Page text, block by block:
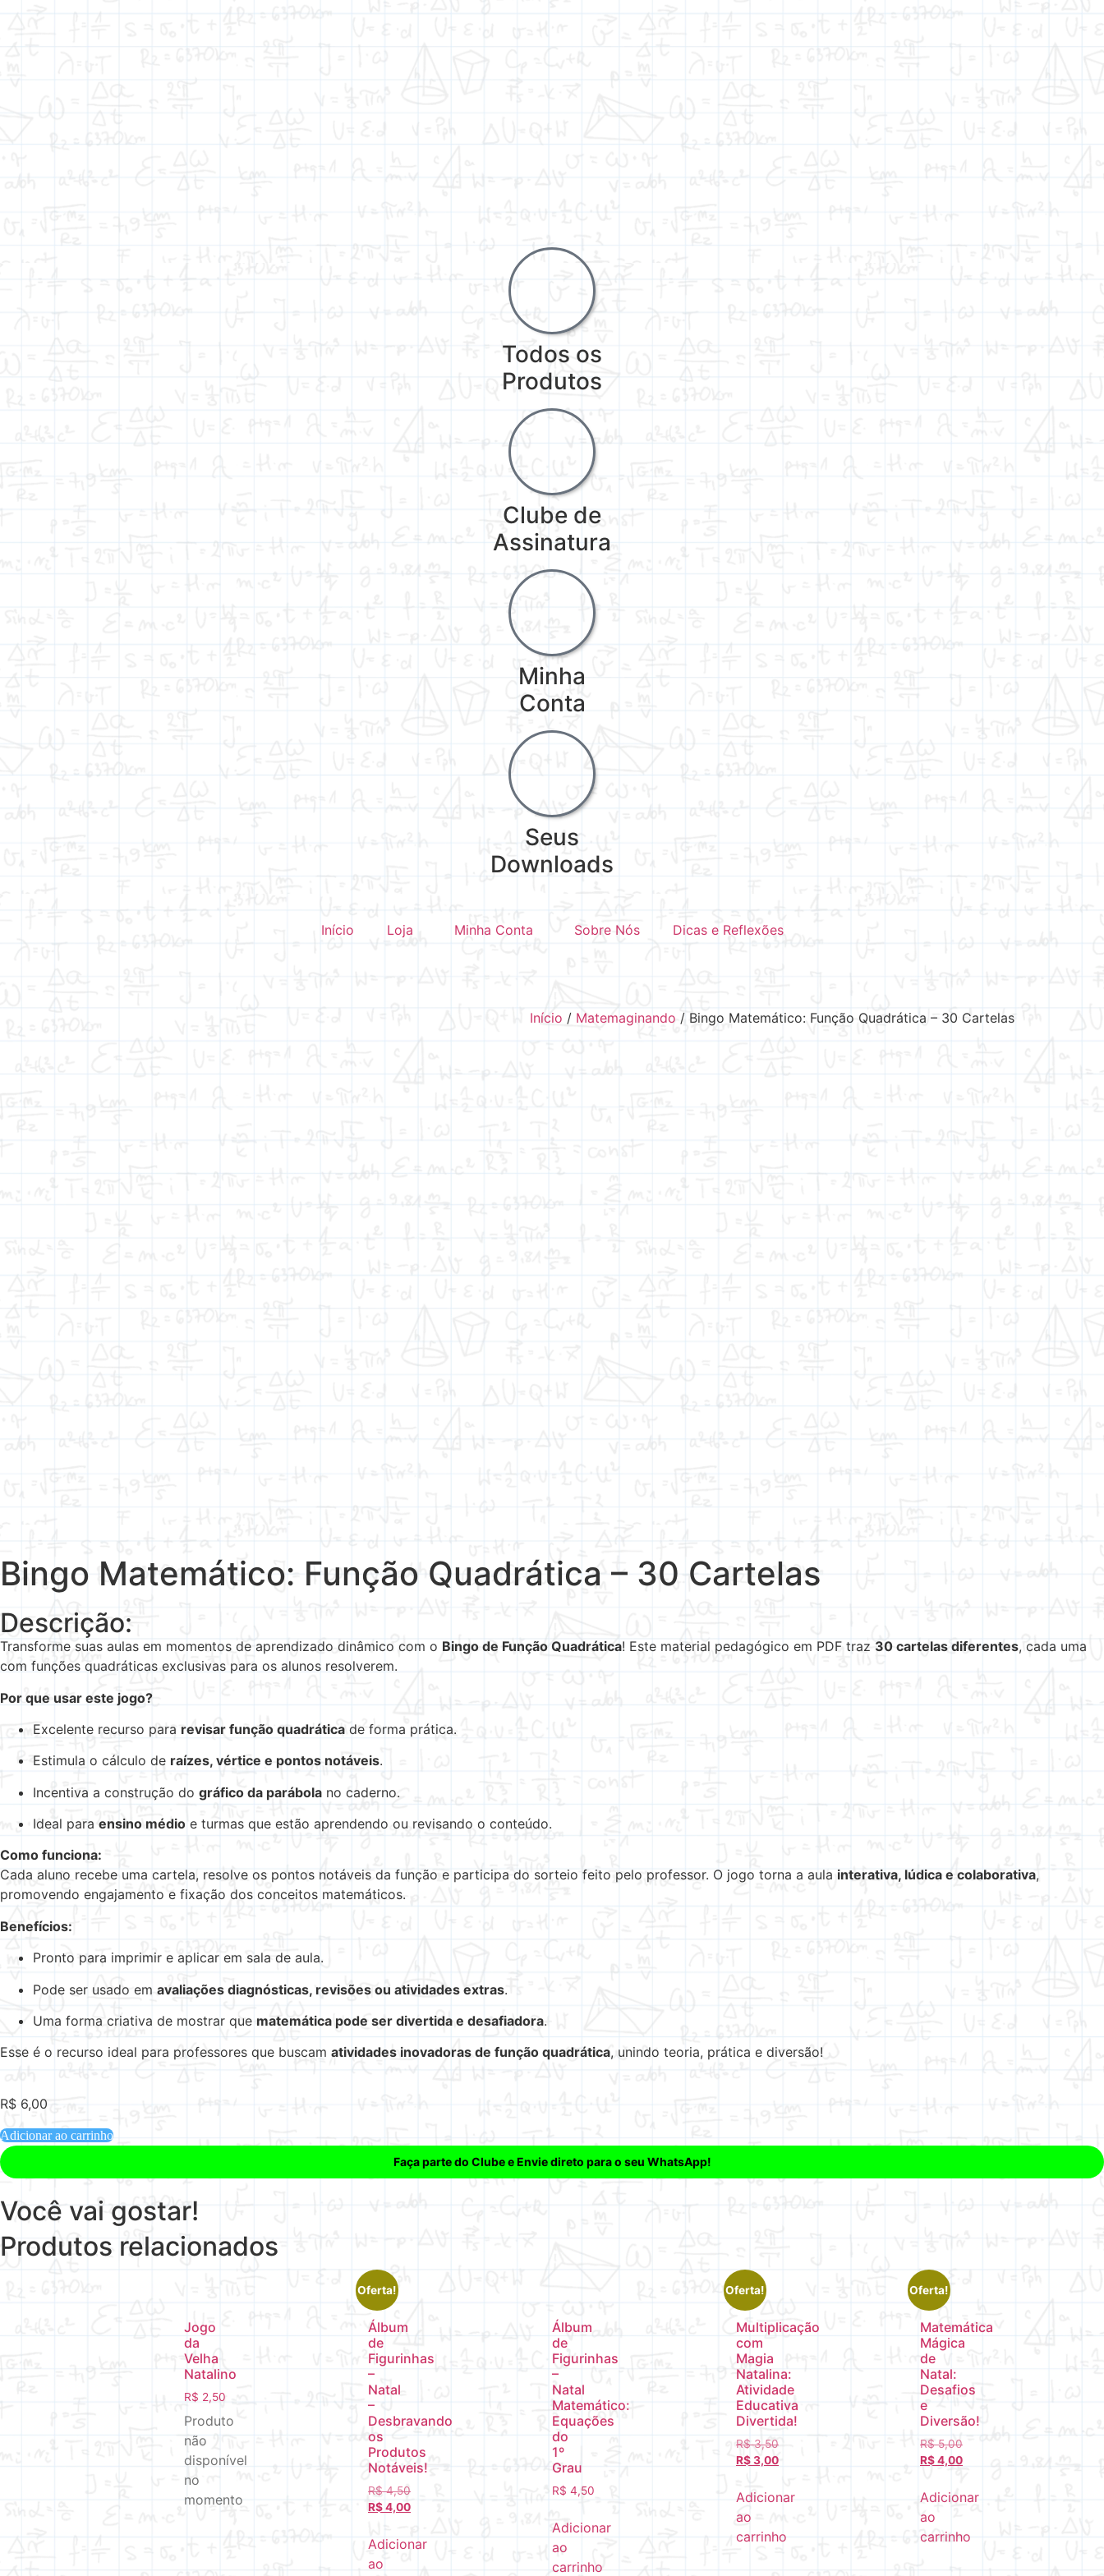
Todos os
Produtos
Clube de
Assinatura
Minha
Conta
Seus
Downloads
Início Loja Minha Conta Sobre Nós Dicas e Reflexões
Início / Matemaginando / Bingo Matemático: Função Quadrática – 30 Cartelas
Bingo Matemático: Função Quadrática – 30 Cartelas
Descrição:
Transforme suas aulas em momentos de aprendizado dinâmico com o Bingo de Função Quadrática! Este material pedagógico em PDF traz 30 cartelas diferentes, cada uma
com funções quadráticas exclusivas para os alunos resolverem.
Por que usar este jogo?
Excelente recurso para revisar função quadrática de forma prática.
Estimula o cálculo de raízes, vértice e pontos notáveis.
Incentiva a construção do gráfico da parábola no caderno.
Ideal para ensino médio e turmas que estão aprendendo ou revisando o conteúdo.
Como funciona:
Cada aluno recebe uma cartela, resolve os pontos notáveis da função e participa do sorteio feito pelo professor. O jogo torna a aula interativa, lúdica e colaborativa,
promovendo engajamento e fixação dos conceitos matemáticos.
Benefícios:
Pronto para imprimir e aplicar em sala de aula.
Pode ser usado em avaliações diagnósticas, revisões ou atividades extras.
Uma forma criativa de mostrar que matemática pode ser divertida e desafiadora.
Esse é o recurso ideal para professores que buscam atividades inovadoras de função quadrática, unindo teoria, prática e diversão!
R$ 6,00
Adicionar ao carrinho
Faça parte do Clube e Envie direto para o seu WhatsApp!
Você vai gostar!
Produtos relacionados
Jogo
da
Velha
Natalino
R$ 2,50
Produto
não
disponível
no
momento
Oferta!
Álbum
de
Figurinhas
–
Natal
–
Desbravando
os
Produtos
Notáveis!
R$4,50
R$4,00
Adicionar
ao
Álbum
de
Figurinhas
–
Natal
Matemático:
Equações
do
1º
Grau
R$ 4,50
Adicionar
ao
carrinho
Oferta!
Multiplicação
com
Magia
Natalina:
Atividade
Educativa
Divertida!
R$3,50
R$3,00
Adicionar
ao
carrinho
Oferta!
Matemática
Mágica
de
Natal:
Desafios
e
Diversão!
R$5,00
R$4,00
Adicionar
ao
carrinho